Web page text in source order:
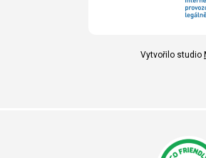
Vytvořilo studio